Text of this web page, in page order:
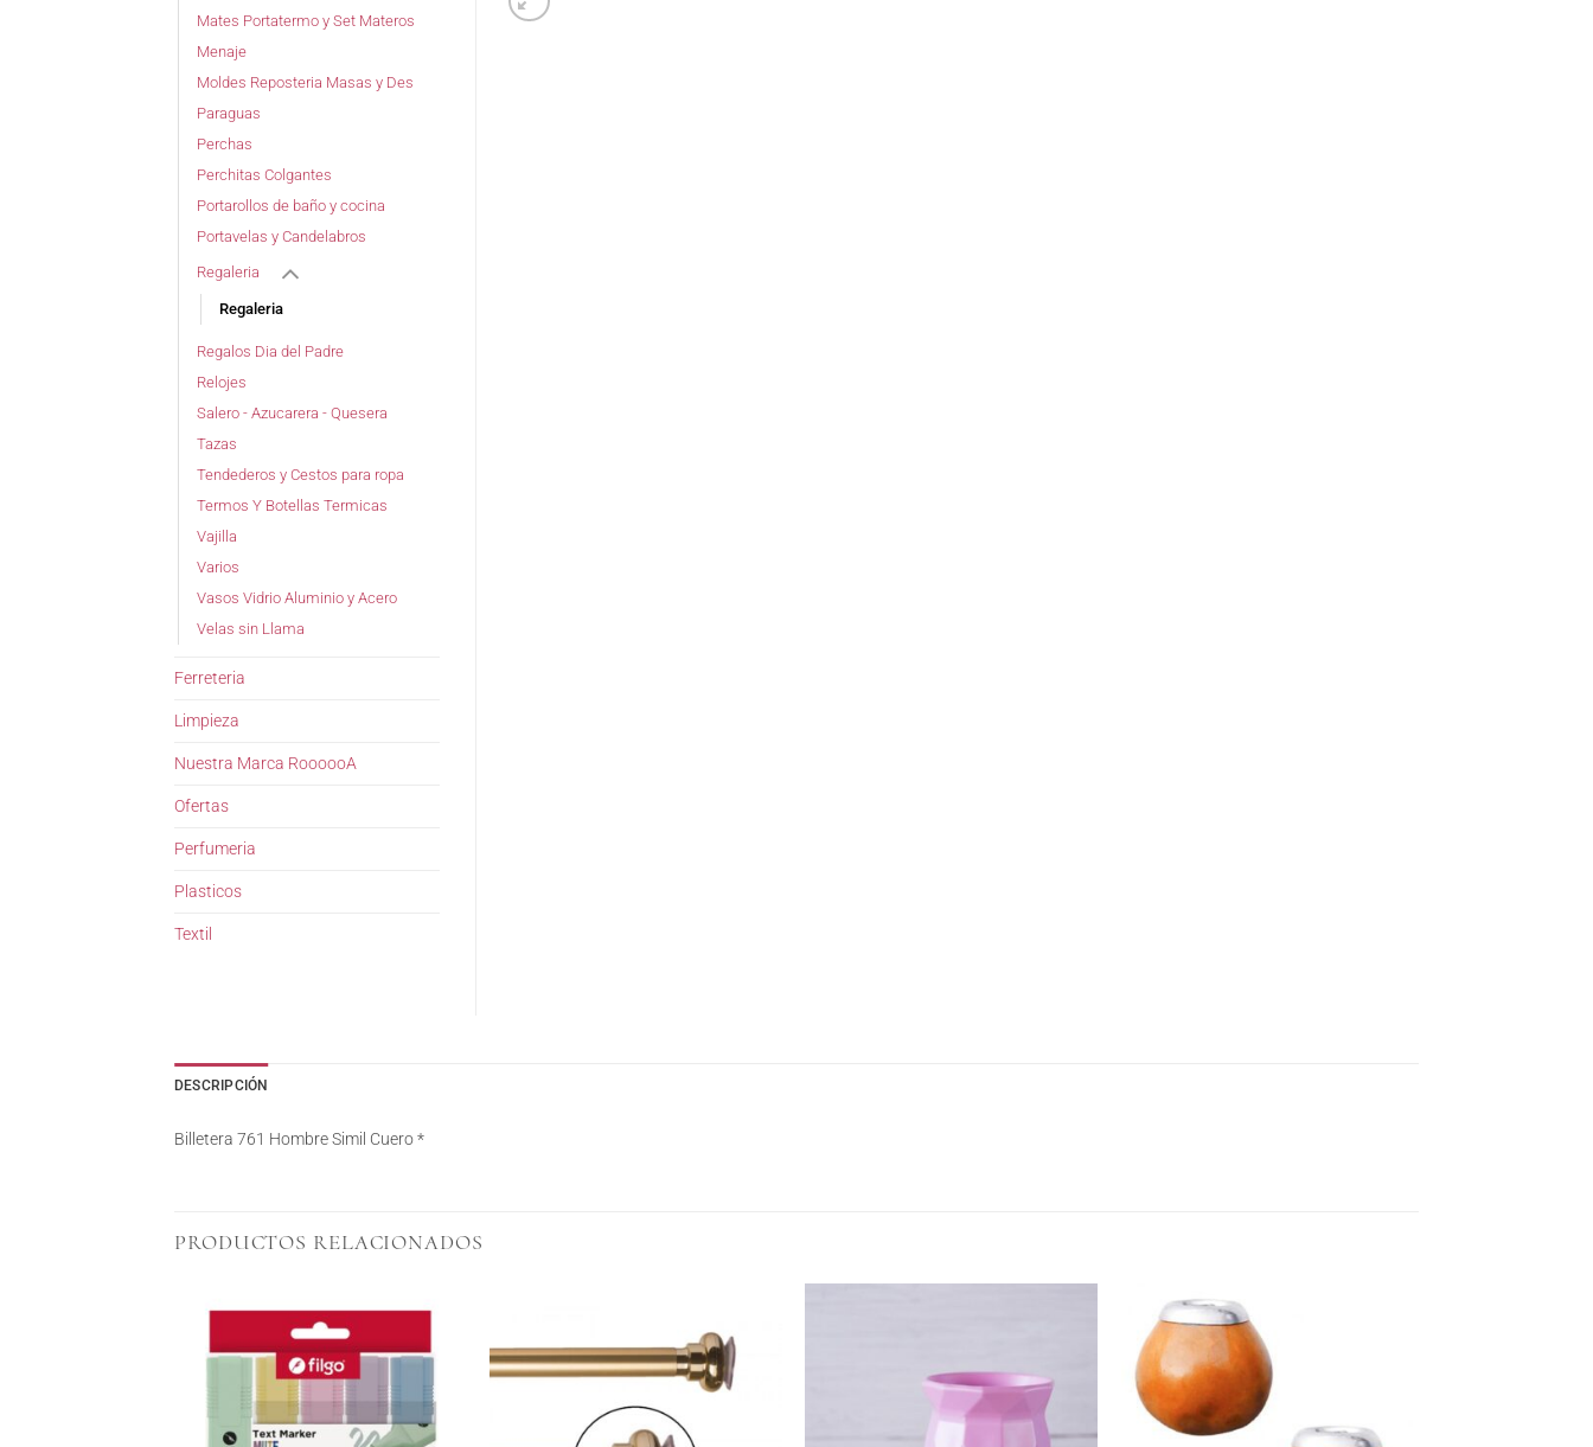
Mates Portatermo y Set Materos
Menaje
Moldes Reposteria Masas y Des
Paraguas
Perchas
Perchitas Colgantes
Portarollos de baño y cocina
Portavelas y Candelabros
Regaleria
Regaleria
Regalos Dia del Padre
Relojes
Salero - Azucarera - Quesera
Tazas
Tendederos y Cestos para ropa
Termos Y Botellas Termicas
Vajilla
Varios
Vasos Vidrio Aluminio y Acero
Velas sin Llama
Ferreteria
Limpieza
Nuestra Marca RoooooA
Ofertas
Perfumeria
Plasticos
Textil
DESCRIPCIÓN
Billetera 761 Hombre Simil Cuero *
PRODUCTOS RELACIONADOS